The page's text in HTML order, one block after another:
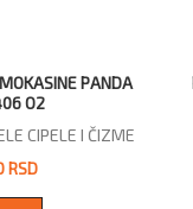
PANDA
O2
CIPELE I ČIZME
RSD